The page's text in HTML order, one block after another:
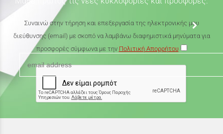
Συναινώ στην τήρηση και επεξεργασία της ηλεκτρονικής μου
διεύθυνσης (email) με σκοπό να λαμβάνω διαφημιστικά μηνύματα για
προσφορές σύμφωνα με την Πολιτική Απορρήτου